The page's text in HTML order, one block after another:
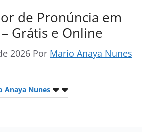
de Pronúncia em
Grátis e Online
2026 Por Mario Anaya Nunes
Anaya Nunes